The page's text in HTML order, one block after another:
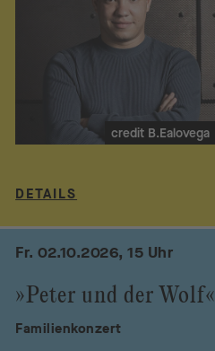
credit B.Ealovega
DETAILS
»Peter und der Wolf«
Familienkonzert
Fr. 02.10.2026, 15 Uhr